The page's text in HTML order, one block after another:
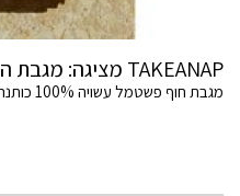
TAKEANAP מציגה: מגבת החוף שלא סוחבת חול
מגבת חוף פשטמל עשויה 100% כותנה, באריגה דקה, רכה ואוורירית.